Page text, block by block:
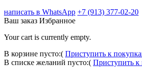
написать в WhatsApp +7 (913) 377-02-20
Ваш заказ Избранное
Your cart is currently empty.
В корзине пусто:( Приступить к
В списке желаний пусто:( Приступить к